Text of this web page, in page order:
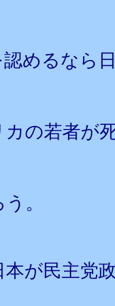
めるなら
の若者が
。
本が民主党